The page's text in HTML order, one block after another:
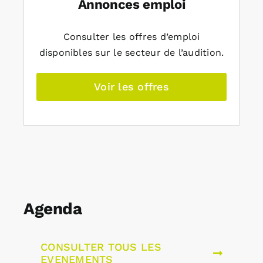
Annonces emploi
Consulter les offres d’emploi
disponibles sur le secteur de l’audition.
Voir les offres
Agenda
CONSULTER TOUS LES
EVENEMENTS